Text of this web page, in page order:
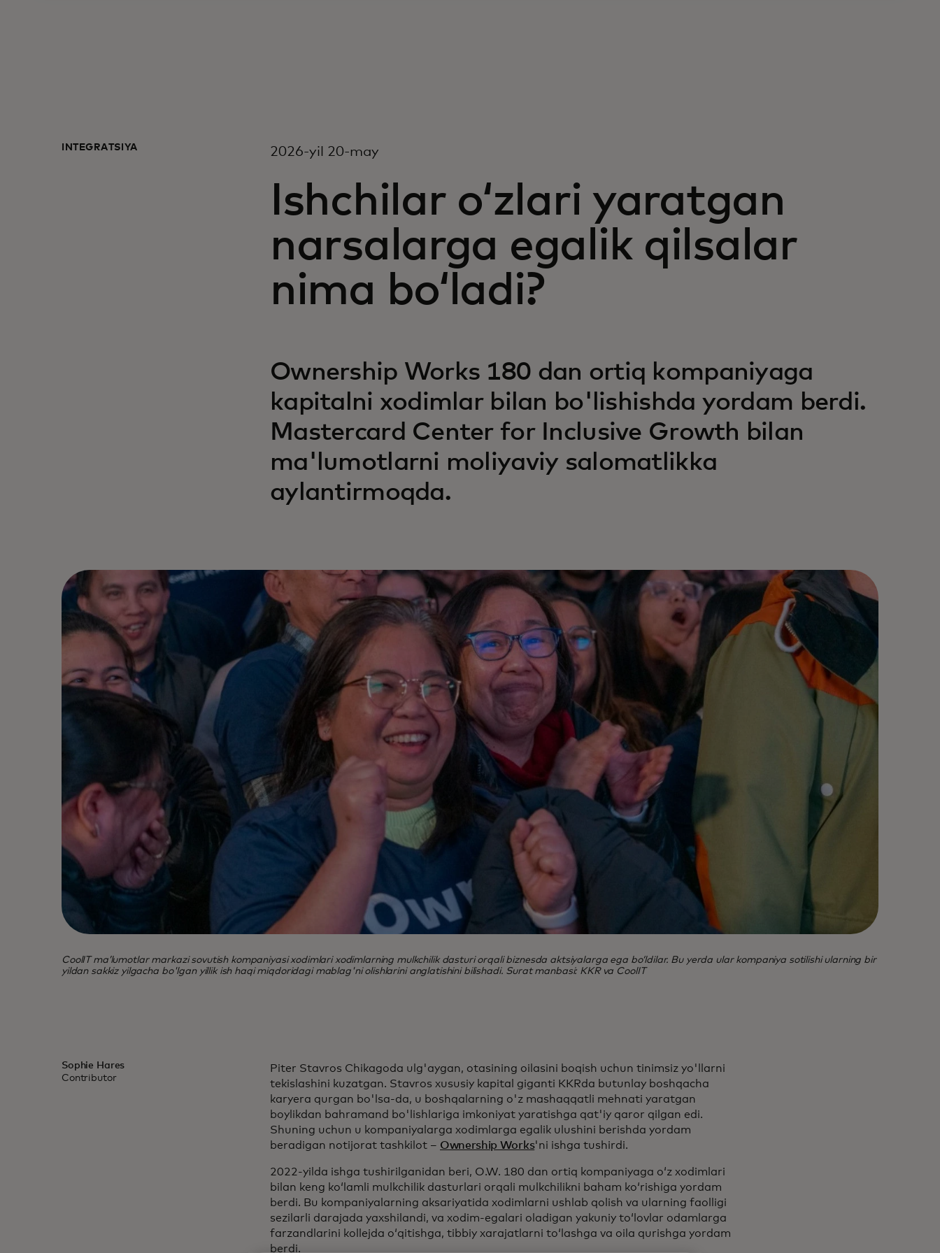
INTEGRATSIYA 2026-yil 20-may
Ishchilar oʻzlari yaratgan
narsalarga egalik qilsalar
nima boʻladi?
Ownership Works 180 dan ortiq kompaniyaga
kapitalni xodimlar bilan bo'lishishda yordam berdi.
Mastercard Center for Inclusive Growth bilan
ma'lumotlarni moliyaviy salomatlikka
aylantirmoqda.
CoolIT maʼlumotlar markazi sovutish kompaniyasi xodimlari xodimlarning mulkchilik dasturi orqali biznesda aktsiyalarga ega boʻldilar. Bu yerda ular kompaniya sotilishi ularning bir
yildan sakkiz yilgacha bo'lgan yillik ish haqi miqdoridagi mablag'ni olishlarini anglatishini bilishadi. Surat manbasi: KKR va CoolIT
Sophie Hares
Contributor
Piter Stavros Chikagoda ulg'aygan, otasining oilasini boqish uchun tinimsiz yo'llarni
tekislashini kuzatgan. Stavros xususiy kapital giganti KKRda butunlay boshqacha
karyera qurgan bo'lsa-da, u boshqalarning o'z mashaqqatli mehnati yaratgan
boylikdan bahramand bo'lishlariga imkoniyat yaratishga qat'iy qaror qilgan edi.
Shuning uchun u kompaniyalarga xodimlarga egalik ulushini berishda yordam
beradigan notijorat tashkilot – Ownership Works'ni ishga tushirdi.
2022-yilda ishga tushirilganidan beri, O.W. 180 dan ortiq kompaniyaga oʻz xodimlari
bilan keng koʻlamli mulkchilik dasturlari orqali mulkchilikni baham koʻrishiga yordam
berdi. Bu kompaniyalarning aksariyatida xodimlarni ushlab qolish va ularning faolligi
sezilarli darajada yaxshilandi, va xodim-egalari oladigan yakuniy toʻlovlar odamlarga
farzandlarini kollejda oʻqitishga, tibbiy xarajatlarni toʻlashga va oila qurishga yordam
berdi.